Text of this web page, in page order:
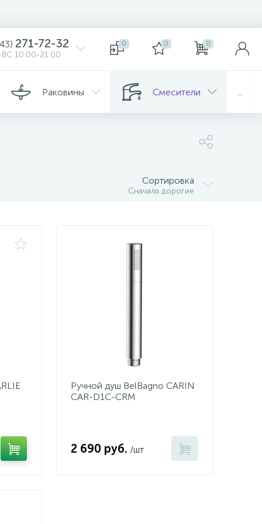
271-72-32
10:00-21:00
0 0 0
Раковины Смесители
Сортировка
Сначала дорогие
Ручной душ BelBagno CARIN
CAR-D1C-CRM
2 690 руб. /шт